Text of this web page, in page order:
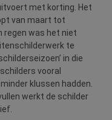
met korting. Het
van maart tot
regen was het niet
te
in die
vooral
klussen hadden.
werkt de schilder